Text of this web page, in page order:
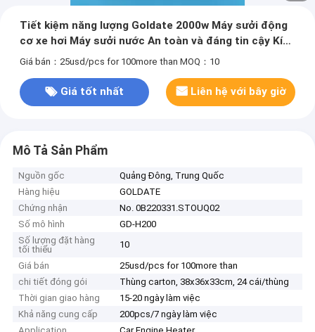
Tiết kiệm năng lượng Goldate 2000w Máy sưởi động
cơ xe hơi Máy sưởi nước An toàn và đáng tin cậy Kích
thước nhỏ
Giá bán：25usd/pcs for 100more than MOQ：10
Giá tốt nhất Liên hệ với bây giờ
Mô Tả Sản Phẩm
Nguồn gốc
Quảng Đông, Trung Quốc
Hàng hiệu
GOLDATE
Chứng nhận
No. 0B220331.STOUQ02
Số mô hình
GD-H200
Số lượng đặt hàng
tối thiểu
10
Giá bán
25usd/pcs for 100more than
chi tiết đóng gói
Thùng carton, 38x36x33cm, 24 cái/thùng
Thời gian giao hàng
15-20 ngày làm việc
Khả năng cung cấp
200pcs/7 ngày làm việc